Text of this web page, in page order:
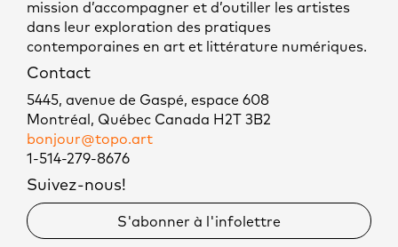
mission d’accompagner et d’outiller les artistes
dans leur exploration des pratiques
contemporaines en art et littérature numériques.
Contact
5445, avenue de Gaspé, espace 608
Montréal, Québec Canada H2T 3B2
bonjour@topo.art
1-514-279-8676
Suivez-nous!
S'abonner à l'infolettre